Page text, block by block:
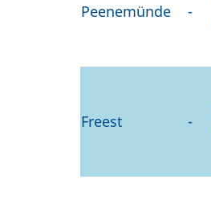
Peenemünde -
Freest -